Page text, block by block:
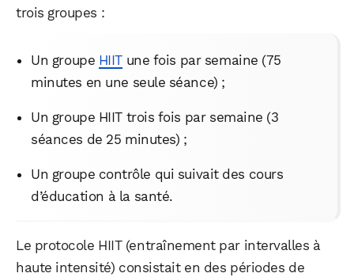
trois groupes :
Un groupe HIITune fois par semaine (75
minutes en une seule séance) ;
Un groupe HIIT trois fois par semaine (3
séances de 25 minutes) ;
Un groupe contrôle qui suivait des cours
d’éducation à la santé.
Le protocole HIIT (entraînement par intervalles à
haute intensité) consistait en des périodes de